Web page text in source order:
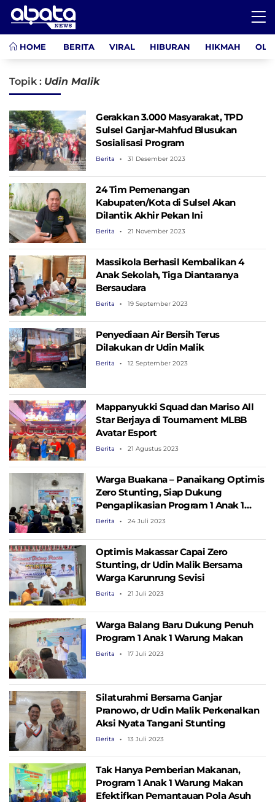
HOME BERITA VIRAL HIBURAN HIKMAH
Topik : Udin Malik
Gerakkan 3.000 Masyarakat, TPD
Sulsel Ganjar-Mahfud Blusukan
Sosialisasi Program
Berita 31 Desember 2023
24 Tim Pemenangan
Kabupaten/Kota di Sulsel Akan
Dilantik Akhir Pekan Ini
Berita 21 November 2023
Massikola Berhasil Kembalikan 4
Anak Sekolah, Tiga Diantaranya
Bersaudara
Berita 19 September 2023
Penyediaan Air Bersih Terus
Dilakukan dr Udin Malik
Berita 12 September 2023
Mappanyukki Squad dan Mariso All
Star Berjaya di Tournament MLBB
Avatar Esport
Berita 21 Agustus 2023
Warga Buakana – Panaikang Optimis
Zero Stunting, Siap Dukung
Pengaplikasian Program 1 Anak 1
Warung Makan
Berita 24 Juli 2023
Optimis Makassar Capai Zero
Stunting, dr Udin Malik Bersama
Warga Karunrung Sevisi
Berita 21 Juli 2023
Warga Balang Baru Dukung Penuh
Program 1 Anak 1 Warung Makan
Berita 17 Juli 2023
Silaturahmi Bersama Ganjar
Pranowo, dr Udin Malik Perkenalkan
Aksi Nyata Tangani Stunting
Berita 13 Juli 2023
Tak Hanya Pemberian Makanan,
Program 1 Anak 1 Warung Makan
Efektifkan Pemantauan Pola Asuh